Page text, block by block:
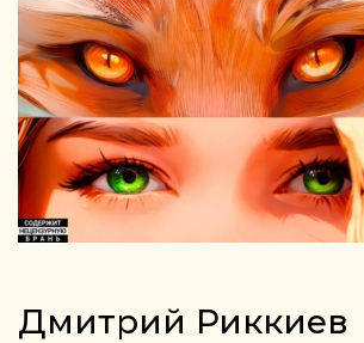
Дмитрий Риккиев